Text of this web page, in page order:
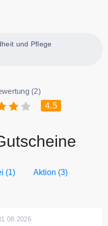
und Pflege
(2)
4.5
(1) Aktion (3)